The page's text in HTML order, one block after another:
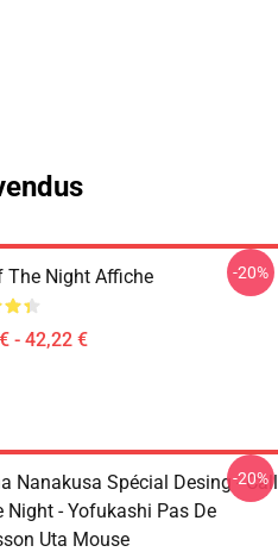
The Night Affiche
- 42,22 €
-20%
Nanakusa Spécial Desing - Call
Night - Yofukashi Pas De
Uta Mouse
-20%